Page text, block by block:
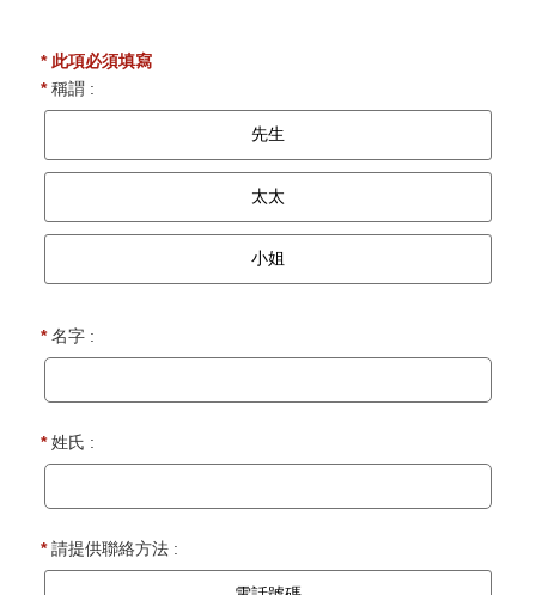
* 此項必須填寫
*稱謂 :
先生
太太
小姐
*名字 :
*姓氏 :
*請提供聯絡方法 :